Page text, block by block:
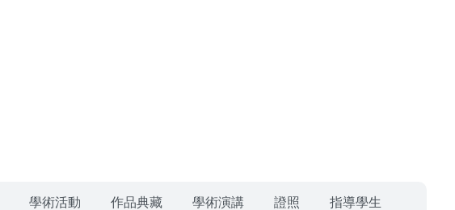
學術活動 作品典藏 學術演講 證照 指導學生